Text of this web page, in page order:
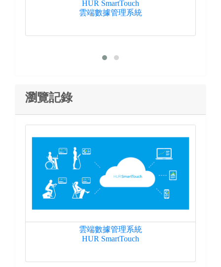
HUR SmartTouch
雲端數據管理系統
瀏覽記錄
雲端數據管理系統
HUR SmartTouch